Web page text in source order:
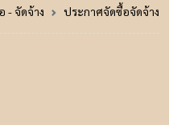
- จัดจ้าง ประกาศจัดซื้อจัดจ้าง